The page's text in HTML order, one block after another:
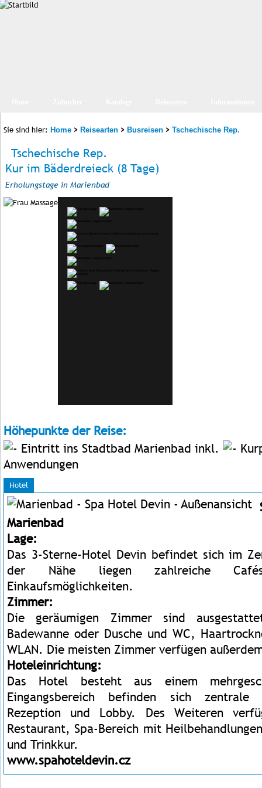
Sie sind hier: Home > Reisearten > Busreisen > Tschechische Rep.
Tschechische Rep.
Kur im Bäderdreieck (8 Tage)
Erholungstage in Marienbad
Höhepunkte der Reise:
Eintritt ins Stadtbad Marienbad inkl.
Anwendungen
Hotel
Marienbad
Lage:
Das 3-Sterne-Hotel Devin befindet sich im
der Nähe liegen zahlreiche
Einkaufsmöglichkeiten.
Zimmer:
Die geräumigen Zimmer sind
Badewanne oder Dusche und WC,
WLAN. Die meisten Zimmer verfügen
Hoteleinrichtung:
Das Hotel besteht aus einem
Eingangsbereich befinden sich zentrale
Rezeption und Lobby. Des Weiteren
Restaurant, Spa-Bereich mit
und Trinkkur.
www.spahoteldevin.cz